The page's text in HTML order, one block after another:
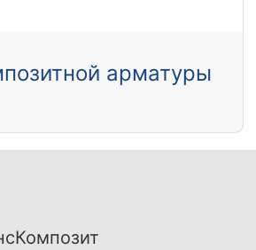
арматуры